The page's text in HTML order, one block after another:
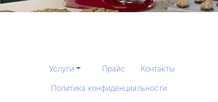
Услуги Прайс
Контакты
Политика конфиденциальности